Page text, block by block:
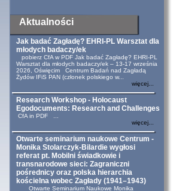
Aktualności
Jak badać Zagładę? EHRI-PL Warsztat dla
młodych badaczy/ek
pobierz CfA w PDF Jak badać Zagładę? EHRI-PL
Warsztat dla młodych badaczy/ek – 13-17 września
2026, Oświęcim Centrum Badań nad Zagładą
Żydów IFiS PAN (członek polskiego w...
więcej...
Research Workshop - Holocaust
Egodocuments: Research and Challenges
CfA in PDF ...
więcej...
Otwarte seminarium naukowe Centrum -
Monika Stolarczyk-Bilardie wygłosi
referat pt. Mobilni świadkowie i
transnarodowe sieci: Zagraniczni
pośrednicy oraz polska hierarchia
kościelna wobec Zagłady (1941–1943)
Otwarte Seminarium Naukowe Monika